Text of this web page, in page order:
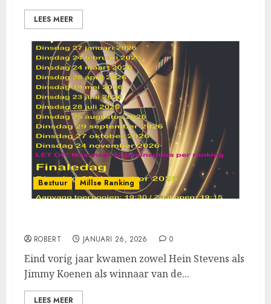
LEES MEER
Bestuur Millse Ranking
ROBERT JANUARI 26, 2026 0
Eind vorig jaar kwamen zowel Hein Stevens als
Jimmy Koenen als winnaar van de...
LEES MEER